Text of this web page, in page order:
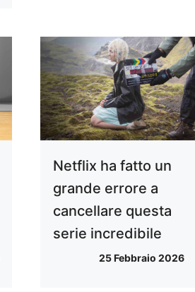
Netflix ha fatto un
grande errore a
cancellare questa
serie incredibile
25 Febbraio 2026